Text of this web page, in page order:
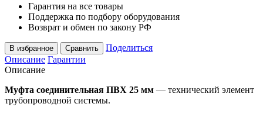
Гарантия на все товары
Поддержка по подбору оборудования
Возврат и обмен по закону РФ
В избранное Сравнить
Поделиться
Описание Гарантии
Описание
Муфта соединительная ПВХ 25 мм — технический элемент
трубопроводной системы.